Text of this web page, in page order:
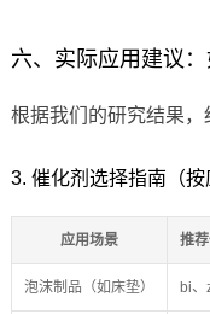
六、实际应用建议
根据我们的研究结果，
3. 催化剂选择指南（按
应用场景 推
泡沫制品（如床垫） bi、